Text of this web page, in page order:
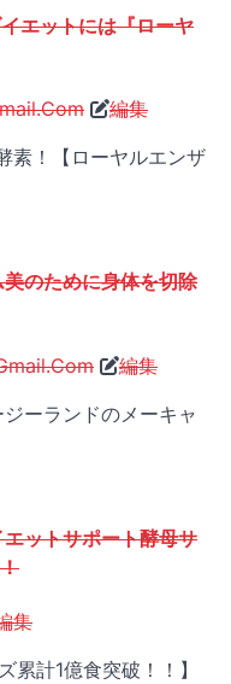
エットには『ローヤ
編集
素！【ローヤルエンザ
のために身体を切除
編集
ーランドのメーキャ
ットサポート酵母サ
集
計1億食突破！！】